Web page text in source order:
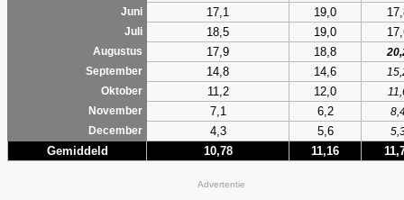
Juni 17,1 19,0
Juli 18,5 19,0
Augustus 17,9 18,8
September
14,8 14,6
Oktober
11,2 12,0
November
7,1 6,2
December
4,3 5,6
Gemiddeld 10,78 11,16
Advertentie